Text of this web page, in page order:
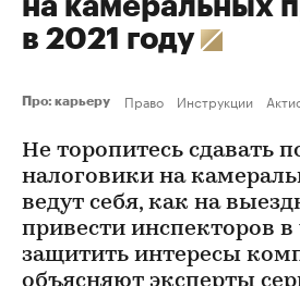
на камеральных
в 2021 году
Про: карьеру Право Инструкции
Не торопитесь сдавать
налоговики на
ведут себя, как на
привести инспекторов в
защитить интересы
объясняют эксперты